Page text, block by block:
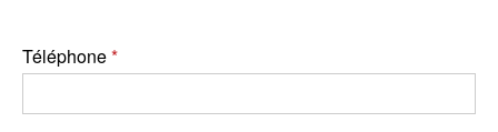
Téléphone